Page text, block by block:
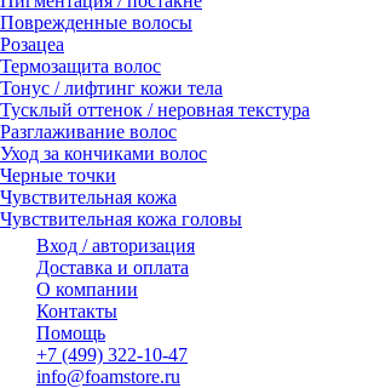
Поврежденные волосы
Розацеа
Термозащита волос
Тонус / лифтинг кожи тела
Тусклый оттенок / неровная текстура
Разглаживание волос
Уход за кончиками волос
Черные точки
Чувствительная кожа
Чувствительная кожа головы
Вход / авторизация
Доставка и оплата
О компании
Контакты
Помощь
+7 (499) 322-10-47
info@foamstore.ru